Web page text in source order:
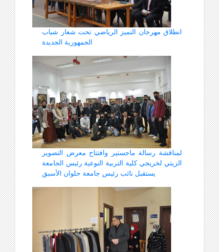
انطلاق مهرجان التميز الرياضي تحت شعار شباب
الجمهورية الجديدة
لمناقشة رسالة ماجستير وافتتاح معرض التصوير
الزيتي لخريجي كلية التربية النوعية رئيس الجامعة
يستقبل نائب رئيس جامعة حلوان الأسبق